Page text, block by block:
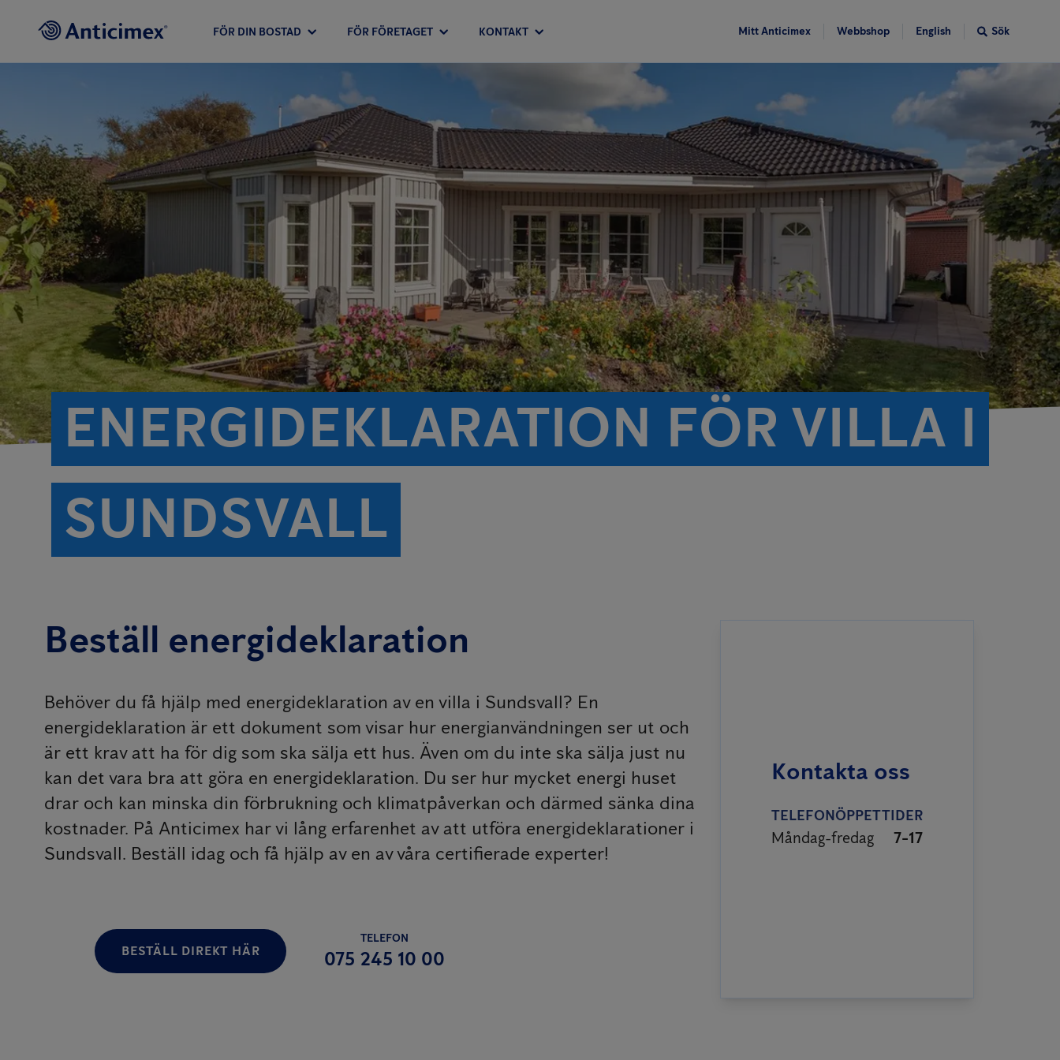
FÖR DIN BOSTAD FÖR FÖRETAGET KONTAKT Mitt Anticimex Webbshop English Sök
ENERGIDEKLARATION FÖR VILLA I
SUNDSVALL
Beställ energideklaration
Behöver du få hjälp med energideklaration av en villa i Sundsvall? En
energideklaration är ett dokument som visar hur energianvändningen ser ut och
är ett krav att ha för dig som ska sälja ett hus. Även om du inte ska sälja just nu
kan det vara bra att göra en energideklaration. Du ser hur mycket energi huset
drar och kan minska din förbrukning och klimatpåverkan och därmed sänka dina
kostnader. På Anticimex har vi lång erfarenhet av att utföra energideklarationer i
Sundsvall. Beställ idag och få hjälp av en av våra certifierade experter!
BESTÄLL DIREKT HÄR
TELEFON
075 245 10 00
Kontakta oss
TELEFONÖPPETTIDER
Måndag-fredag 7-17